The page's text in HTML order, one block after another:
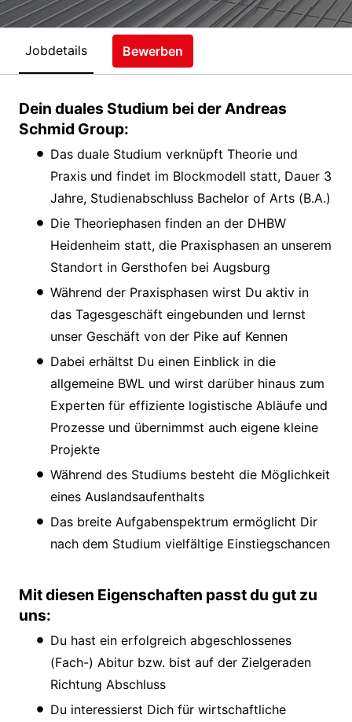
Jobdetails Bewerben
Dein duales Studium bei der Andreas
Schmid Group:
Das duale Studium verknüpft Theorie und
Praxis und findet im Blockmodell statt, Dauer 3
Jahre, Studienabschluss Bachelor of Arts (B.A.)
Die Theoriephasen finden an der DHBW
Heidenheim statt, die Praxisphasen an unserem
Standort in Gersthofen bei Augsburg
Während der Praxisphasen wirst Du aktiv in
das Tagesgeschäft eingebunden und lernst
unser Geschäft von der Pike auf Kennen
Dabei erhältst Du einen Einblick in die
allgemeine BWL und wirst darüber hinaus zum
Experten für effiziente logistische Abläufe und
Prozesse und übernimmst auch eigene kleine
Projekte
Während des Studiums besteht die Möglichkeit
eines Auslandsaufenthalts
Das breite Aufgabenspektrum ermöglicht Dir
nach dem Studium vielfältige Einstiegschancen
Mit diesen Eigenschaften passt du gut zu
uns:
Du hast ein erfolgreich abgeschlossenes
(Fach-) Abitur bzw. bist auf der Zielgeraden
Richtung Abschluss
Du interessierst Dich für wirtschaftliche